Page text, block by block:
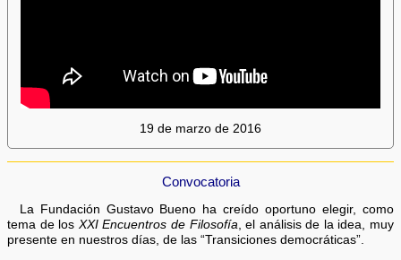
19 de marzo de 2016
Convocatoria
La Fundación Gustavo Bueno ha creído oportuno elegir, como
tema de los XXI Encuentros de Filosofía, el análisis de la idea, muy
presente en nuestros días, de las “Transiciones democráticas”.